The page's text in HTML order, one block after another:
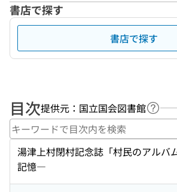
書店で探す
書店で探す
目次提供元：国立国会図書館 ヘル
湯津上村閉村記念誌「村民のアルバ
記憶―